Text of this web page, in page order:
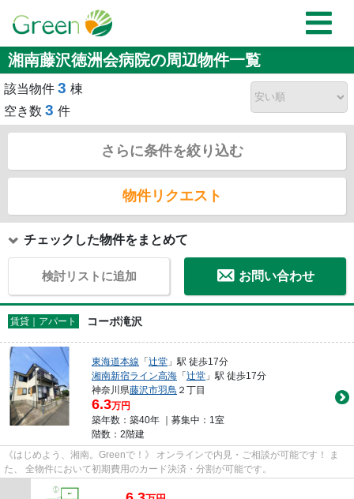
湘南藤沢徳洲会病院の周辺物件一覧
該当物件 3 棟
空き数 3 件
さらに条件を絞り込む
物件リクエスト
チェックした物件をまとめて
検討リストに追加 お問い合わせ
賃貸｜アパート コーポ滝沢
東海道本線 「 辻堂 」駅 徒歩17分
湘南新宿ライン高海 「 辻堂 」駅 徒歩17分
神奈川県藤沢市羽鳥 ２丁目
6.3万円
築年数：築40年 ｜募集中： 1室
階数：2階建
《はじめよう、湘南。Greenで！》 オンラインで内見・ご相談が可能です！ ま
た、 全物件において初期費用のカード決済・分割が可能です。